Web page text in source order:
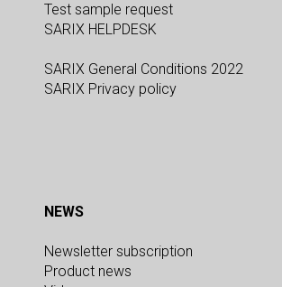
Test sample request
SARIX HELPDESK
SARIX General Conditions 2022
SARIX Privacy policy
NEWS
Newsletter subscription
Product news